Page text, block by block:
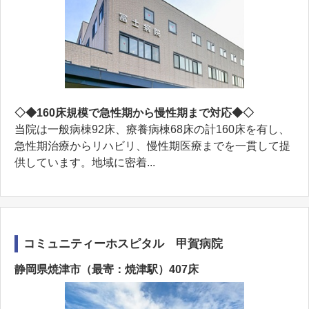
◇◆160床規模で急性期から慢性期まで対応◆◇
当院は一般病棟92床、療養病棟68床の計160床を有し、
急性期治療からリハビリ、慢性期医療までを一貫して提
供しています。地域に密着...
コミュニティーホスピタル 甲賀病院
静岡県焼津市（最寄：焼津駅）407床